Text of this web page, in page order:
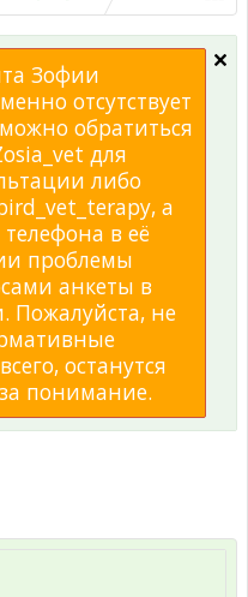
Зофии
отсутствует
обратиться
для
либо
а
в её
проблемы
анкеты в
Пожалуйста, не
останутся
понимание.